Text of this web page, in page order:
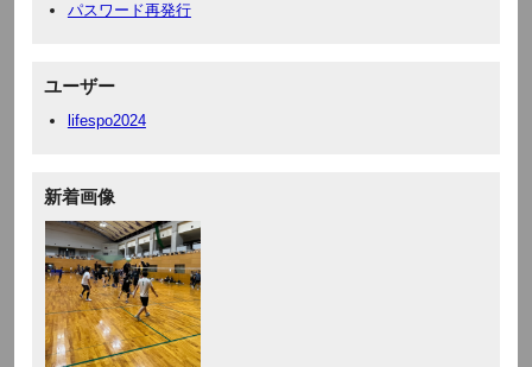
パスワード再発行
ユーザー
lifespo2024
新着画像